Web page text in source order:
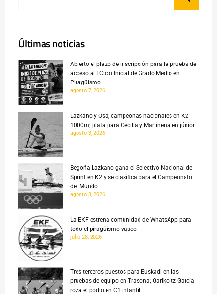
Últimas noticias
Abierto el plazo de inscripción para la prueba de
acceso al I Ciclo Inicial de Grado Medio en
Piragüismo
agosto 7, 2026
Lazkano y Osa, campeonas nacionales en K2
1000m; plata para Cecilia y Martinena en júnior
agosto 3, 2026
Begoña Lazkano gana el Selectivo Nacional de
Sprint en K2 y se clasifica para el Campeonato
del Mundo
agosto 3, 2026
La EKF estrena comunidad de WhatsApp para
todo el piragüismo vasco
julio 28, 2026
Tres terceros puestos para Euskadi en las
pruebas de equipo en Trasona; Garikoitz García
roza el podio en C1 infantil